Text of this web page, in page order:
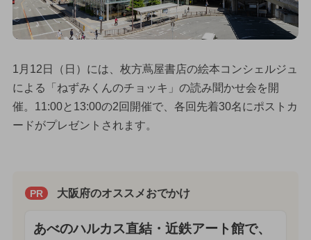
1月12日（日）には、枚方蔦屋書店の絵本コンシェルジュ
による「ねずみくんのチョッキ」の読み聞かせ会を開
催。11:00と13:00の2回開催で、各回先着30名にポストカ
ードがプレゼントされます。
PR 大阪府のオススメおでかけ
あべのハルカス直結・近鉄アート館で、